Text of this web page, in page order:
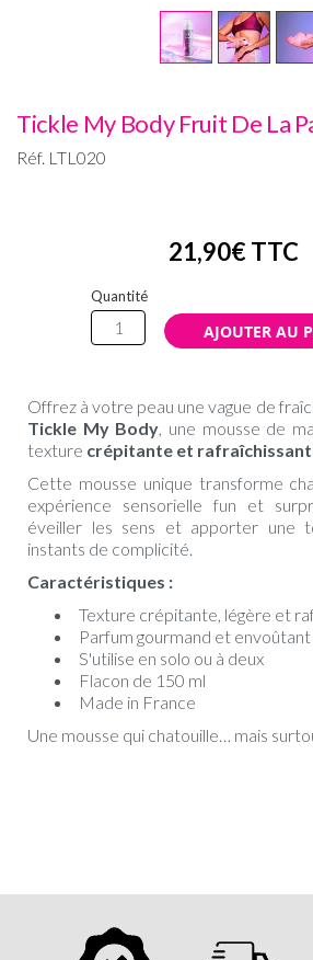
Tickle My Body Fruit De La
Réf. LTL020
21,90€ TTC
Quantité
Offrez à votre peau une vague de
Tickle My Body, une mousse de
texture crépitante et
Cette mousse unique transforme
expérience sensorielle fun et
éveiller les sens et apporter une
instants de complicité.
Caractéristiques :
Texture crépitante, légère et
Parfum gourmand et envoûtant
S'utilise en solo ou à deux
Flacon de 150 ml
Made in France
Une mousse qui chatouille… mais